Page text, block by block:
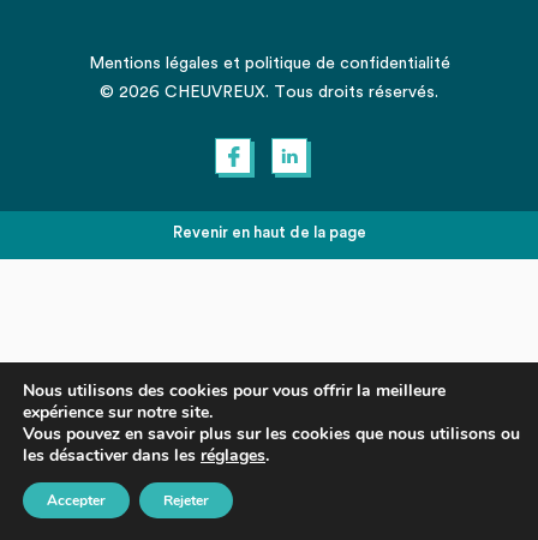
Mentions légales et politique de confidentialité
© 2026 CHEUVREUX. Tous droits réservés.
Revenir en haut de la page
Nous utilisons des cookies pour vous offrir la meilleure
expérience sur notre site.
Vous pouvez en savoir plus sur les cookies que nous utilisons ou
les désactiver dans les réglages.
Accepter Rejeter